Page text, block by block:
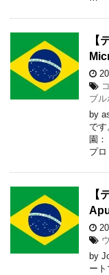
【
ブル
by
です
園
プ
【
by
ー